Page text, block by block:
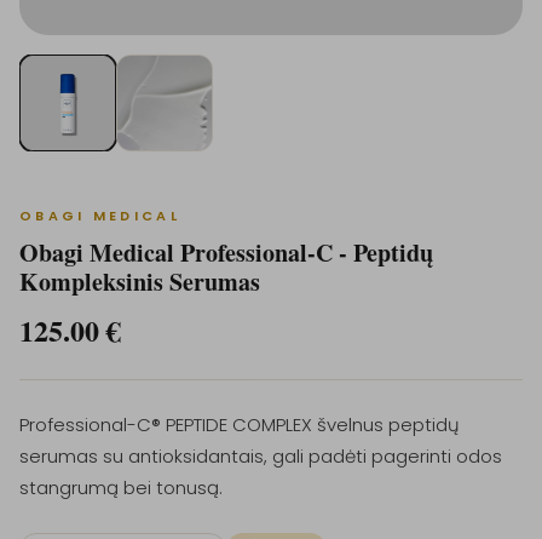
OBAGI MEDICAL
Obagi Medical Professional-C - Peptidų
Kompleksinis Serumas
125.00€
Professional-C® PEPTIDE COMPLEX švelnus peptidų
serumas su antioksidantais, gali padėti pagerinti odos
stangrumą bei tonusą.